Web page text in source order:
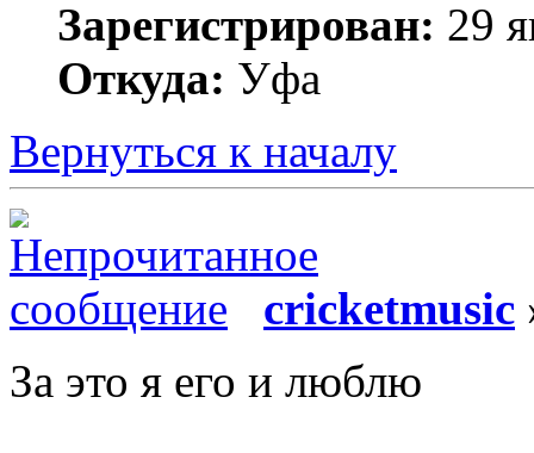
Зарегистрирован: 29
Откуда: Уфа
Вернуться к началу
cricketmusic
За это я его и люблю